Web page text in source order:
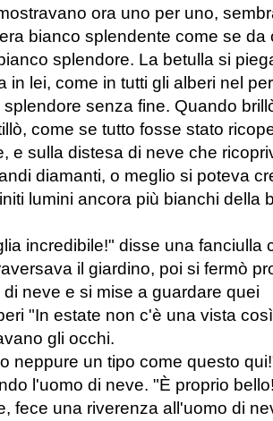
ora uno per uno,
bianco splendente come se da
splendore. La betulla si
in lei, come in tutti gli alberi nel
senza fine. Quando
come se tutto fosse stato
e sulla distesa di neve che
diamanti, o meglio si poteva
lumini ancora più bianchi della
incredibile!" disse una fanciulla
il giardino, poi si fermò
neve e si mise a guardare quei
"In estate non c'è una vista
gli occhi.
neppure un tipo come questo
l'uomo di neve. "È proprio
fece una riverenza all'uomo di